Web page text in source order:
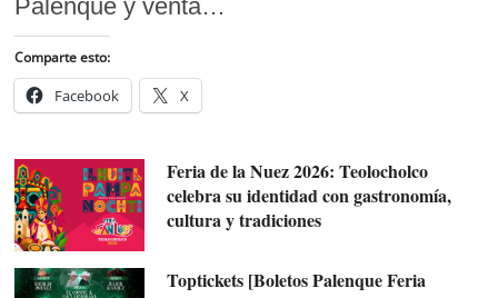
Palenque y venta…
Comparte esto:
Facebook X
Feria de la Nuez 2026: Teolocholco
celebra su identidad con gastronomía,
cultura y tradiciones
Toptickets [Boletos Palenque Feria